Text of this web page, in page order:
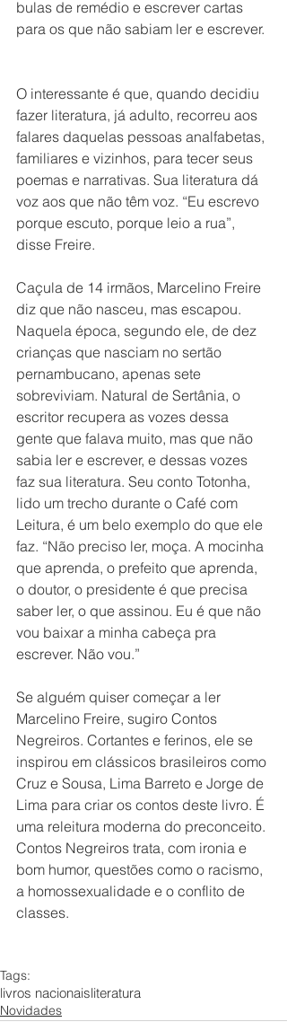
bulas de remédio e escrever cartas
para os que não sabiam ler e escrever.
O interessante é que, quando decidiu
fazer literatura, já adulto, recorreu aos
falares daquelas pessoas analfabetas,
familiares e vizinhos, para tecer seus
poemas e narrativas. Sua literatura dá
voz aos que não têm voz. “Eu escrevo
porque escuto, porque leio a rua”,
disse Freire.
Caçula de 14 irmãos, Marcelino Freire
diz que não nasceu, mas escapou.
Naquela época, segundo ele, de dez
crianças que nasciam no sertão
pernambucano, apenas sete
sobreviviam. Natural de Sertânia, o
escritor recupera as vozes dessa
gente que falava muito, mas que não
sabia ler e escrever, e dessas vozes
faz sua literatura. Seu conto Totonha,
lido um trecho durante o Café com
Leitura, é um belo exemplo do que ele
faz. “Não preciso ler, moça. A mocinha
que aprenda, o prefeito que aprenda,
o doutor, o presidente é que precisa
saber ler, o que assinou. Eu é que não
vou baixar a minha cabeça pra
escrever. Não vou.”
Se alguém quiser começar a ler
Marcelino Freire, sugiro Contos
Negreiros. Cortantes e ferinos, ele se
inspirou em clássicos brasileiros como
Cruz e Sousa, Lima Barreto e Jorge de
Lima para criar os contos deste livro. É
uma releitura moderna do preconceito.
Contos Negreiros trata, com ironia e
bom humor, questões como o racismo,
a homossexualidade e o conflito de
classes.
Tags:
livros nacionaisliteratura
Novidades